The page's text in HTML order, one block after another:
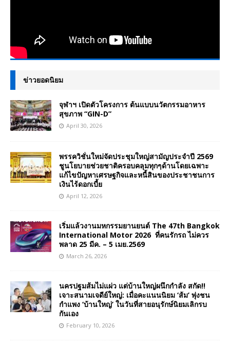
ข่าวยอดนิยม
จุฬาฯ เปิดตัวโครงการ ต้นแบบนวัตกรรมอาหาร
สุขภาพ “GIN-D”
April 30, 2026
พรรควิชั่นใหม่จัดประชุมใหญ่สามัญประจำปี 2569
ชูนโยบายช่วยชาติครอบคลุมทุกๆด้านโดยเฉพาะ
แก้ไขปัญหาเศรษฐกิจและหนี้สินของประชาชนการ
เงินไร้ดอกเบี้ย
April 12, 2026
เริ่มแล้วงานมหกรรมยานยนต์ The 47th Bangkok
International Motor 2026 ที่คนรักรถ ไม่ควร
พลาด 25 มีค. – 5 เมย.2569
March 26, 2026
นครปฐมส้มไม่แผ่ว แต่บ้านใหญ่ผนึกกำลัง สกัด!!
เจาะสนามเจดีย์ใหญ่: เมื่อคะแนนนิยม ‘ส้ม’ พุ่งชน
กำแพง ‘บ้านใหญ่’ ในวันที่สายอนุรักษ์นิยมเลิกรบ
กันเอง
February 10, 2026